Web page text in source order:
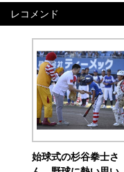
レコメンド
始球式の杉谷拳士さ